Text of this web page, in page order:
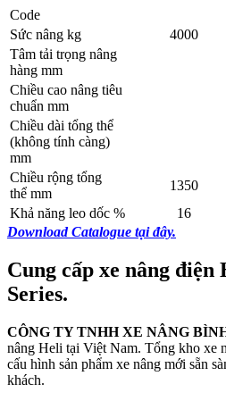
Code
Sức nâng kg
4000
Tâm tải trọng nâng
hàng mm
Chiều cao nâng tiêu
chuẩn mm
Chiều dài tổng thể
(không tính càng)
mm
Chiều rộng tổng
thể mm
1350
Khả năng leo dốc %
16
Download Catalogue tại đây.
Cung cấp xe nâng điện
Series.
CÔNG TY TNHH XE NÂNG
nâng Heli tại Việt Nam. Tổng kho xe
cấu hình sản phẩm xe nâng mới sẵn
khách.